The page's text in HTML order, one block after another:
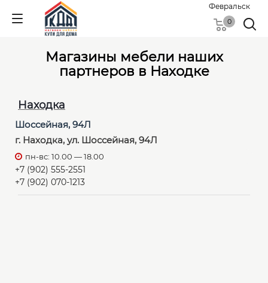
Февральск
0
Магазины мебели наших
партнеров в Находке
Находка
Шоссейная, 94Л
г. Находка, ул. Шоссейная, 94Л
пн-вс: 10.00 — 18.00
+7 (902) 555-2551
+7 (902) 070-1213